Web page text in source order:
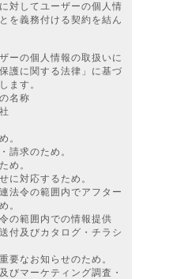
対してユーザーの個人情
を義務付ける契約を結ん
ーの個人情報の取扱いに
護に関する法律」に基づ
ます。
名称
。
請求のため。
め。
に対応するため。
法令の範囲内でアフター
。
の範囲内での情報提供
付及びカタログ・チラシ
要なお知らせのため。
びマーケティング調査・